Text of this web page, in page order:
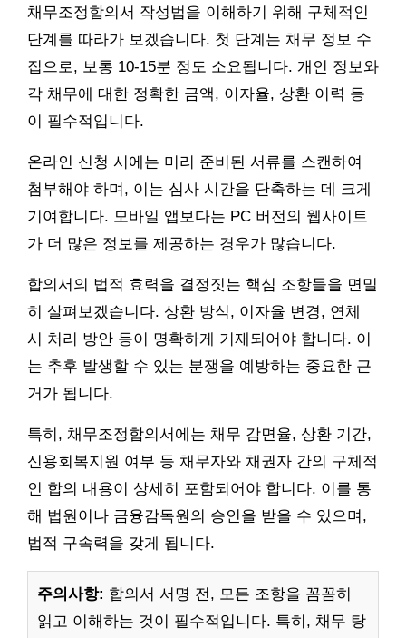
채무조정합의서 작성법을 이해하기 위해 구체적인
단계를 따라가 보겠습니다. 첫 단계는 채무 정보 수
집으로, 보통 10-15분 정도 소요됩니다. 개인 정보와
각 채무에 대한 정확한 금액, 이자율, 상환 이력 등
이 필수적입니다.
온라인 신청 시에는 미리 준비된 서류를 스캔하여
첨부해야 하며, 이는 심사 시간을 단축하는 데 크게
기여합니다. 모바일 앱보다는 PC 버전의 웹사이트
가 더 많은 정보를 제공하는 경우가 많습니다.
합의서의 법적 효력을 결정짓는 핵심 조항들을 면밀
히 살펴보겠습니다. 상환 방식, 이자율 변경, 연체
시 처리 방안 등이 명확하게 기재되어야 합니다. 이
는 추후 발생할 수 있는 분쟁을 예방하는 중요한 근
거가 됩니다.
특히, 채무조정합의서에는 채무 감면율, 상환 기간,
신용회복지원 여부 등 채무자와 채권자 간의 구체적
인 합의 내용이 상세히 포함되어야 합니다. 이를 통
해 법원이나 금융감독원의 승인을 받을 수 있으며,
법적 구속력을 갖게 됩니다.
주의사항: 합의서 서명 전, 모든 조항을 꼼꼼히
읽고 이해하는 것이 필수적입니다. 특히, 채무 탕